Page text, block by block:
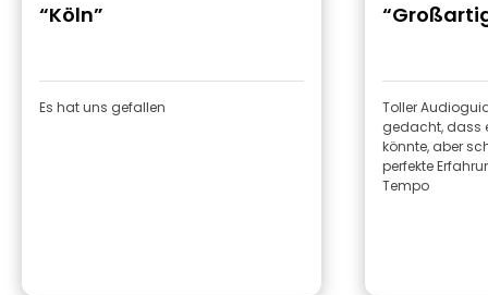
“Köln”
Es hat uns gefallen
Toller
gedacht, dass
könnte, aber
perfekte
Tempo